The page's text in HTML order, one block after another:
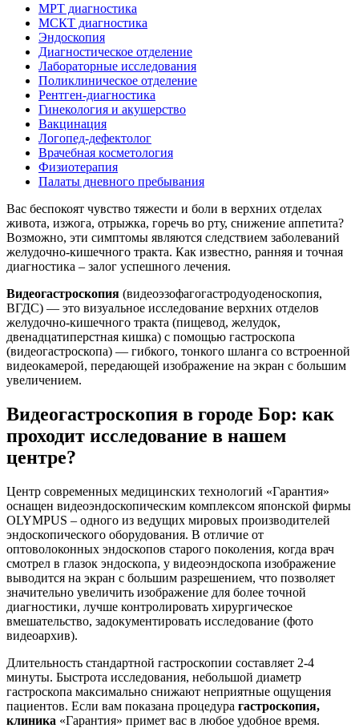
МРТ диагностика
МСКТ диагностика
Эндоскопия
Диагностическое отделение
Лабораторные исследования
Поликлиническое отделение
Рентген-диагностика
Гинекология и акушерство
Вакцинация
Логопед-дефектолог
Врачебная косметология
Физиотерапия
Палаты дневного пребывания
Вас беспокоят чувство тяжести и боли в верхних отделах
живота, изжога, отрыжка, горечь во рту, снижение аппетита?
Возможно, эти симптомы являются следствием заболеваний
желудочно-кишечного тракта. Как известно, ранняя и точная
диагностика – залог успешного лечения.
Видеогастроскопия (видеоэзофагогастродуоденоскопия,
ВГДС) — это визуальное исследование верхних отделов
желудочно-кишечного тракта (пищевод, желудок,
двенадцатиперстная кишка) с помощью гастроскопа
(видеогастроскопа) — гибкого, тонкого шланга со встроенной
видеокамерой, передающей изображение на экран с большим
увеличением.
Видеогастроскопия в городе Бор: как
проходит исследование в нашем
центре?
Центр современных медицинских технологий «Гарантия»
оснащен видеоэндоскопическим комплексом японской фирмы
OLYMPUS – одного из ведущих мировых производителей
эндоскопического оборудования. В отличие от
оптоволоконных эндоскопов старого поколения, когда врач
смотрел в глазок эндоскопа, у видеоэндоскопа изображение
выводится на экран с большим разрешением, что позволяет
значительно увеличить изображение для более точной
диагностики, лучше контролировать хирургическое
вмешательство, задокументировать исследование (фото
видеоархив).
Длительность стандартной гастроскопии составляет 2-4
минуты. Быстрота исследования, небольшой диаметр
гастроскопа максимально снижают неприятные ощущения
пациентов. Если вам показана процедура гастроскопия,
клиника «Гарантия» примет вас в любое удобное время.